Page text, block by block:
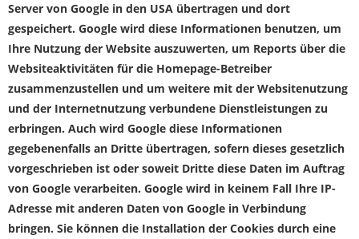
Server von Google in den USA übertragen und dort
gespeichert. Google wird diese Informationen benutzen, um
Ihre Nutzung der Website auszuwerten, um Reports über die
Websiteaktivitäten für die Homepage-Betreiber
zusammenzustellen und um weitere mit der Websitenutzung
und der Internetnutzung verbundene Dienstleistungen zu
erbringen. Auch wird Google diese Informationen
gegebenenfalls an Dritte übertragen, sofern dieses gesetzlich
vorgeschrieben ist oder soweit Dritte diese Daten im Auftrag
von Google verarbeiten. Google wird in keinem Fall Ihre IP-
Adresse mit anderen Daten von Google in Verbindung
bringen. Sie können die Installation der Cookies durch eine